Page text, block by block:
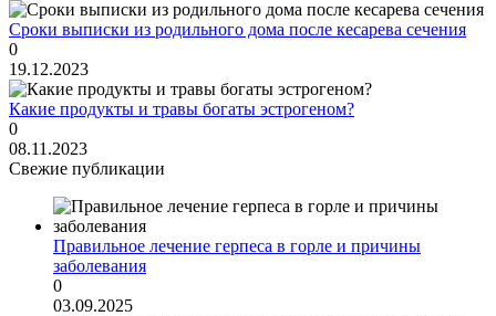
Сроки выписки из родильного дома после кесарева сечения
0
19.12.2023
Какие продукты и травы богаты эстрогеном?
0
08.11.2023
Свежие публикации
Правильное лечение герпеса в горле и причины
заболевания
0
03.09.2025